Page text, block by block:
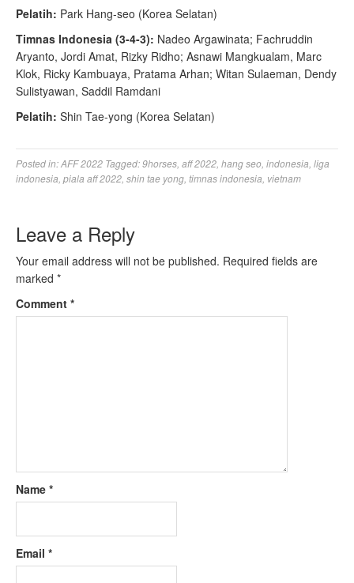
Pelatih: Park Hang-seo (Korea Selatan)
Timnas Indonesia (3-4-3): Nadeo Argawinata; Fachruddin
Aryanto, Jordi Amat, Rizky Ridho; Asnawi Mangkualam, Marc
Klok, Ricky Kambuaya, Pratama Arhan; Witan Sulaeman, Dendy
Sulistyawan, Saddil Ramdani
Pelatih: Shin Tae-yong (Korea Selatan)
Posted in:AFF 2022 Tagged:9horses aff 2022 hang seo indonesia liga
indonesia piala aff 2022 shin tae yong timnas indonesia vietnam
Leave a Reply
Your email address will not be published. Required fields are
marked *
Comment *
Name *
Email *